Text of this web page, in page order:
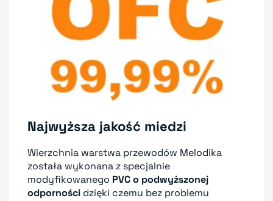
Najwyższa jakość miedzi
Wierzchnia warstwa przewodów Melodika
została wykonana z specjalnie
modyfikowanego PVC o podwyższonej
odporności dzięki czemu bez problemu